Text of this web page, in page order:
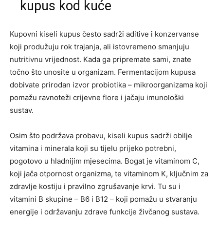
kupus kod kuće
Kupovni kiseli kupus često sadrži aditive i konzervanse
koji produžuju rok trajanja, ali istovremeno smanjuju
nutritivnu vrijednost. Kada ga pripremate sami, znate
točno što unosite u organizam. Fermentacijom kupusa
dobivate prirodan izvor probiotika – mikroorganizama koji
pomažu ravnoteži crijevne flore i jačaju imunološki
sustav.
Osim što podržava probavu, kiseli kupus sadrži obilje
vitamina i minerala koji su tijelu prijeko potrebni,
pogotovo u hladnijim mjesecima. Bogat je vitaminom C,
koji jača otpornost organizma, te vitaminom K, ključnim za
zdravlje kostiju i pravilno zgrušavanje krvi. Tu su i
vitamini B skupine – B6 i B12 – koji pomažu u stvaranju
energije i održavanju zdrave funkcije živčanog sustava.